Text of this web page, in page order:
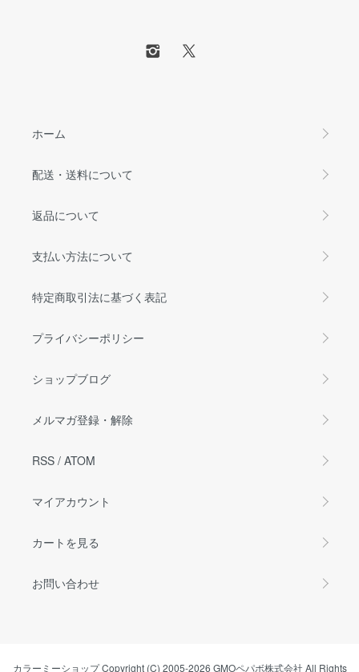
ホーム
配送・送料について
返品について
支払い方法について
特定商取引法に基づく表記
プライバシーポリシー
ショップブログ
メルマガ登録・解除
RSS / ATOM
マイアカウント
カートを見る
お問い合わせ
カラーミーショップCopyright (C) 2005-2026 GMOペパボ株式会社 All Rights